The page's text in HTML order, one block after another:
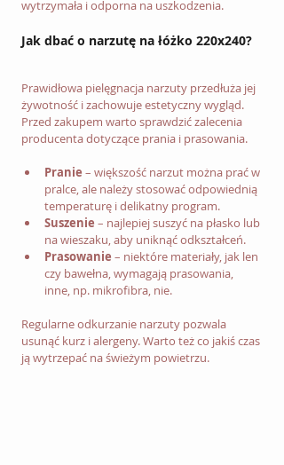
wytrzymała i odporna na uszkodzenia.
Jak dbać o narzutę na łóżko 220x240?
Prawidłowa pielęgnacja narzuty przedłuża jej
żywotność i zachowuje estetyczny wygląd.
Przed zakupem warto sprawdzić zalecenia
producenta dotyczące prania i prasowania.
Pranie – większość narzut można prać w
pralce, ale należy stosować odpowiednią
temperaturę i delikatny program.
Suszenie – najlepiej suszyć na płasko lub
na wieszaku, aby uniknąć odkształceń.
Prasowanie – niektóre materiały, jak len
czy bawełna, wymagają prasowania,
inne, np. mikrofibra, nie.
Regularne odkurzanie narzuty pozwala
usunąć kurz i alergeny. Warto też co jakiś czas
ją wytrzepać na świeżym powietrzu.